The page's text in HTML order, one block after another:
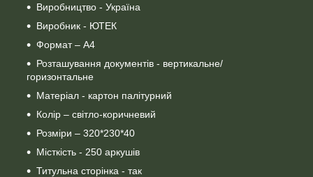
Виробництво - Україна
Виробник - ЮТЕК
Формат – А4
Розташування документів - вертикальне/
горизонтальне
Матеріал - картон палітурний
Колір – світло-коричневий
Розміри – 320*230*40
Місткість - 250 аркушів
Титульна сторінка - так